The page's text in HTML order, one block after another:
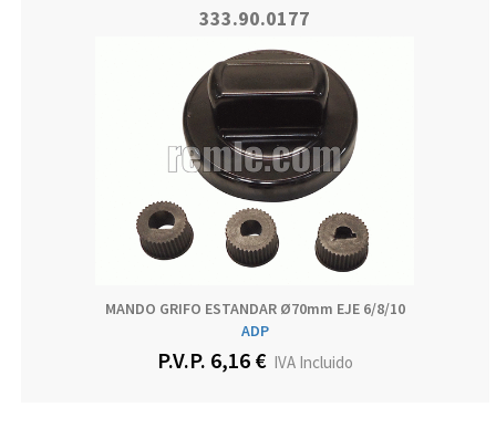
333.90.0177
MANDO GRIFO ESTANDAR Ø70mm EJE 6/8/10
ADP
P.V.P. 6,16 €IVA Incluido